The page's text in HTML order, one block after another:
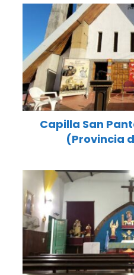
Capilla San
(Provincia